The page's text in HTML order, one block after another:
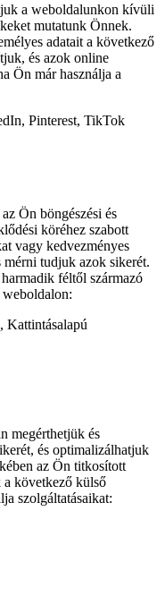
a weboldalunkon kívüli
mutatunk Önnek.
adatait a következő
és azok online
Ön már használja a
Pinterest, TikTok
Ön böngészési és
köréhez szabott
vagy kedvezményes
tudjuk azok sikerét.
féltől származó
weboldalon:
Kattintásalapú
megérthetjük és
és optimalizálhatjuk
az Ön titkosított
a következő külső
szolgáltatásaikat: